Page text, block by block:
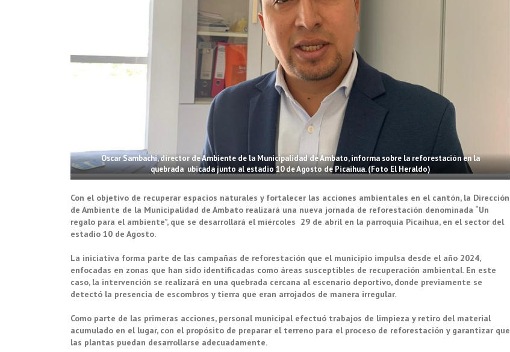
Oscar Sambachi, director de Ambiente de la Municipalidad de Ambato, informa sobre la reforestación en la
quebrada ubicada junto al estadio 10 de Agosto de Picaihua. (Foto El Heraldo)
Con el objetivo de recuperar espacios naturales y fortalecer las acciones ambientales en el cantón, la Dirección
de Ambiente de la Municipalidad de Ambato realizará una nueva jornada de reforestación denominada “Un
regalo para el ambiente”, que se desarrollará el miércoles 29 de abril en la parroquia Picaihua, en el sector del
estadio 10 de Agosto.
La iniciativa forma parte de las campañas de reforestación que el municipio impulsa desde el año 2024,
enfocadas en zonas que han sido identificadas como áreas susceptibles de recuperación ambiental. En este
caso, la intervención se realizará en una quebrada cercana al escenario deportivo, donde previamente se
detectó la presencia de escombros y tierra que eran arrojados de manera irregular.
Como parte de las primeras acciones, personal municipal efectuó trabajos de limpieza y retiro del material
acumulado en el lugar, con el propósito de preparar el terreno para el proceso de reforestación y garantizar que
las plantas puedan desarrollarse adecuadamente.